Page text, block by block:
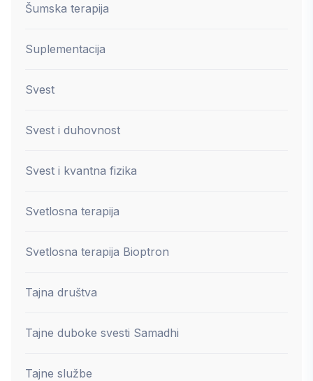
Šumska terapija
Suplementacija
Svest
Svest i duhovnost
Svest i kvantna fizika
Svetlosna terapija
Svetlosna terapija Bioptron
Tajna društva
Tajne duboke svesti Samadhi
Tajne službe